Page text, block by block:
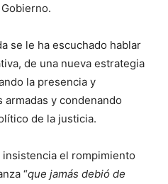
se le ha escuchado hablar
de una nueva estrategia
la presencia y
y condenando
de la justicia.
el rompimiento
“que jamás debió de